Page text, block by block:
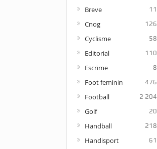
Breve 11
Cnog 126
Cyclisme 58
Editorial 110
Escrime 8
Foot feminin 476
Football 2 204
Golf 20
Handball 218
Handisport 61